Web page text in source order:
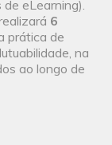
eLearning).
6
prática de
na
ao longo de